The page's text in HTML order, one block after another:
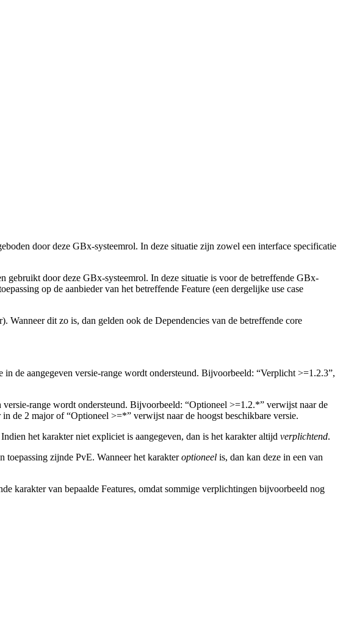
door deze GBx-systeemrol. In deze situatie zijn zowel een interface specificatie
gebruikt door deze GBx-systeemrol. In deze situatie is voor de betreffende GBx-
op de aanbieder van het betreffende Feature (een dergelijke use case
Wanneer dit zo is, dan gelden ook de Dependencies van de betreffende core
de aangegeven versie-range wordt ondersteund. Bijvoorbeeld: “Verplicht >=1.2.3”,
range wordt ondersteund. Bijvoorbeeld: “Optioneel >=1.2.*” verwijst naar de
de 2 major of “Optioneel >=*” verwijst naar de hoogst beschikbare versie.
het karakter niet expliciet is aangegeven, dan is het karakter altijd verplichtend.
zijnde PvE. Wanneer het karakteroptioneel is, dan kan deze in een van
karakter van bepaalde Features, omdat sommige verplichtingen bijvoorbeeld nog